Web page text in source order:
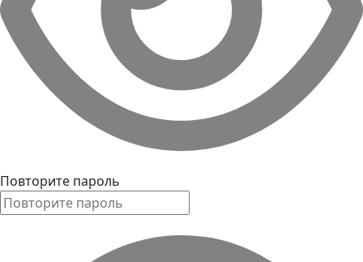
Повторите пароль